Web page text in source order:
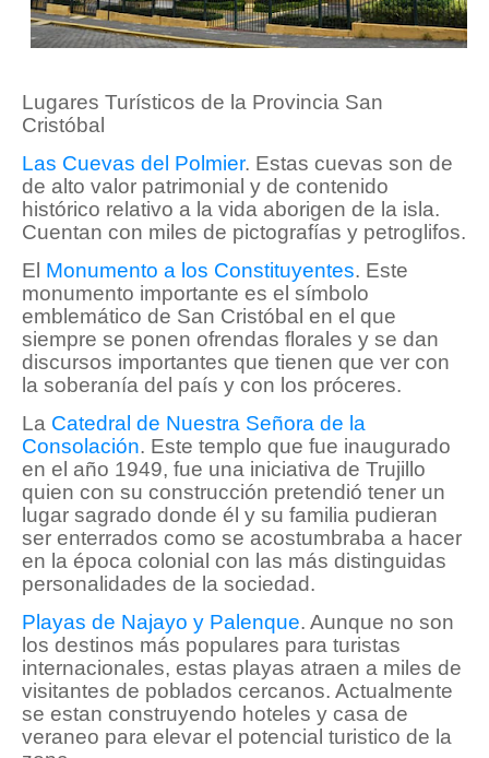
Lugares Turísticos de la Provincia San
Cristóbal
Las Cuevas del Polmier. Estas cuevas son de
de alto valor patrimonial y de contenido
histórico relativo a la vida aborigen de la isla.
Cuentan con miles de pictografías y petroglifos.
El Monumento a los Constituyentes. Este
monumento importante es el símbolo
emblemático de San Cristóbal en el que
siempre se ponen ofrendas florales y se dan
discursos importantes que tienen que ver con
la soberanía del país y con los próceres.
La Catedral de Nuestra Señora de la
Consolación. Este templo que fue inaugurado
en el año 1949, fue una iniciativa de Trujillo
quien con su construcción pretendió tener un
lugar sagrado donde él y su familia pudieran
ser enterrados como se acostumbraba a hacer
en la época colonial con las más distinguidas
personalidades de la sociedad.
Playas de Najayo y Palenque. Aunque no son
los destinos más populares para turistas
internacionales, estas playas atraen a miles de
visitantes de poblados cercanos. Actualmente
se estan construyendo hoteles y casa de
veraneo para elevar el potencial turistico de la